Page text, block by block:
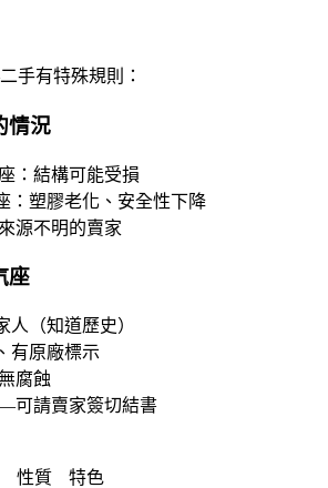
手有特殊規則：
情況
：結構可能受損
：塑膠老化、安全性下降
源不明的賣家
座
人（知道歷史）
有原廠標示
腐蝕
可請賣家簽切結書
性質
特色